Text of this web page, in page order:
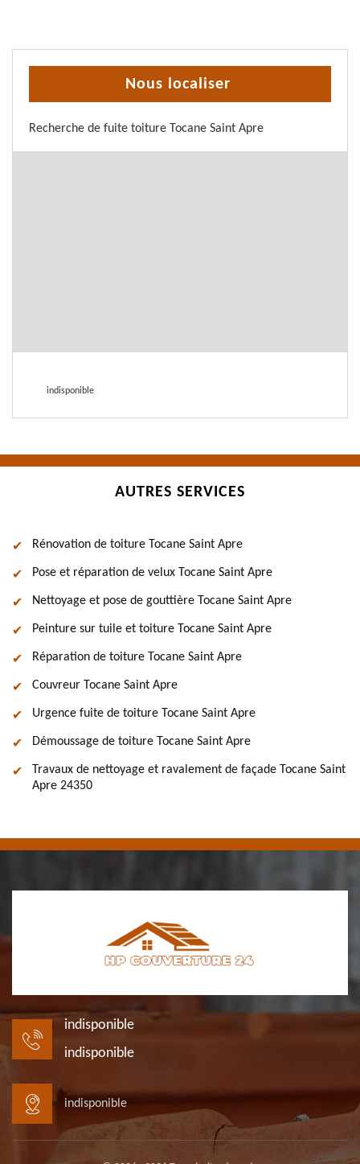
Nous localiser
Recherche de fuite toiture Tocane Saint Apre
indisponible
AUTRES SERVICES
Rénovation de toiture Tocane Saint Apre
Pose et réparation de velux Tocane Saint Apre
Nettoyage et pose de gouttière Tocane Saint Apre
Peinture sur tuile et toiture Tocane Saint Apre
Réparation de toiture Tocane Saint Apre
Couvreur Tocane Saint Apre
Urgence fuite de toiture Tocane Saint Apre
Démoussage de toiture Tocane Saint Apre
Travaux de nettoyage et ravalement de façade Tocane Saint
Apre 24350
indisponible
indisponible
indisponible